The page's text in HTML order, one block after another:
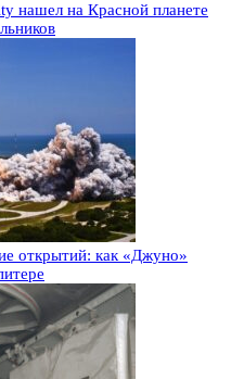
нашел на Красной планете
открытий: как «Джуно»